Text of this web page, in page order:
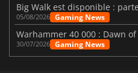
05/08/2026 Gaming News
30/07/2026 Gaming News